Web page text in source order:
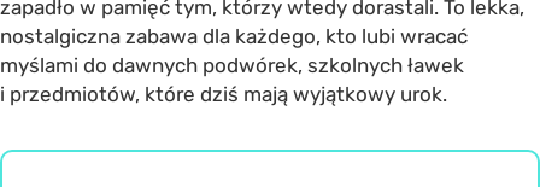
zapadło w pamięć tym, którzy wtedy dorastali. To lekka,
nostalgiczna zabawa dla każdego, kto lubi wracać
myślami do dawnych podwórek, szkolnych ławek
i przedmiotów, które dziś mają wyjątkowy urok.